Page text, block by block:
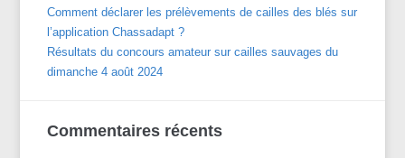
Comment déclarer les prélèvements de cailles des blés sur
l’application Chassadapt ?
Résultats du concours amateur sur cailles sauvages du
dimanche 4 août 2024
Commentaires récents